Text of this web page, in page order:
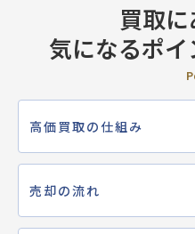
買取
気になるポイ
高価買取の仕組み
売却の流れ